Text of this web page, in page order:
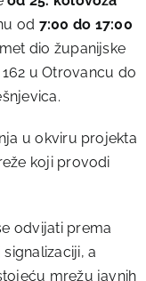
od 7:00 do 17:00
dio županijske
u Otrovancu do
u okviru projekta
koji provodi
odvijati prema
a
mrežu javnih